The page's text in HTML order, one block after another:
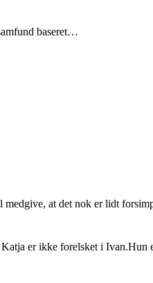
baseret…
at det nok er lidt
er ikke forelsket i